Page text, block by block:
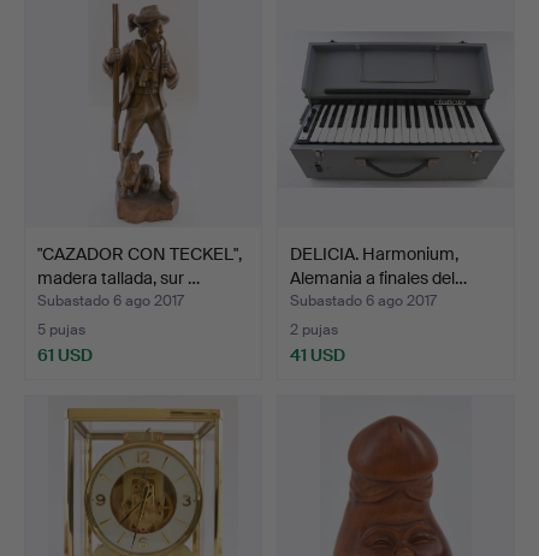
"CAZADOR CON TECKEL",
madera tallada, sur …
Subastado 6 ago 2017
5 pujas
61 USD
DELICIA. Harmonium,
Alemania a finales del…
Subastado 6 ago 2017
2 pujas
41 USD